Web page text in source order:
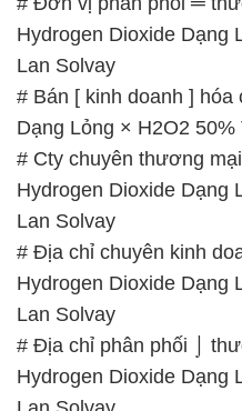
📞PHÒNG KINH
ĐẮC TRƯỜNG PHÁT🌐
🌐 Website: https://
📞 Hotline:
– 0933.920.505 –
– 028.3756.1835 –
028.3756.1841-
– 0932.660.696 –
0902.765.866
📧 Email: